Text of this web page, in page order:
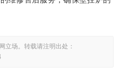
立场。转载请注明出处：